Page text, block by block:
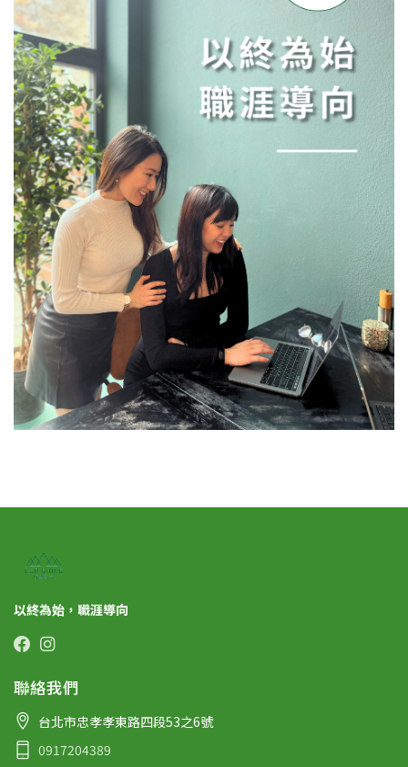
以終為始，職涯導向
聯絡我們
台北市忠孝孝東路四段53之6號
0917204389